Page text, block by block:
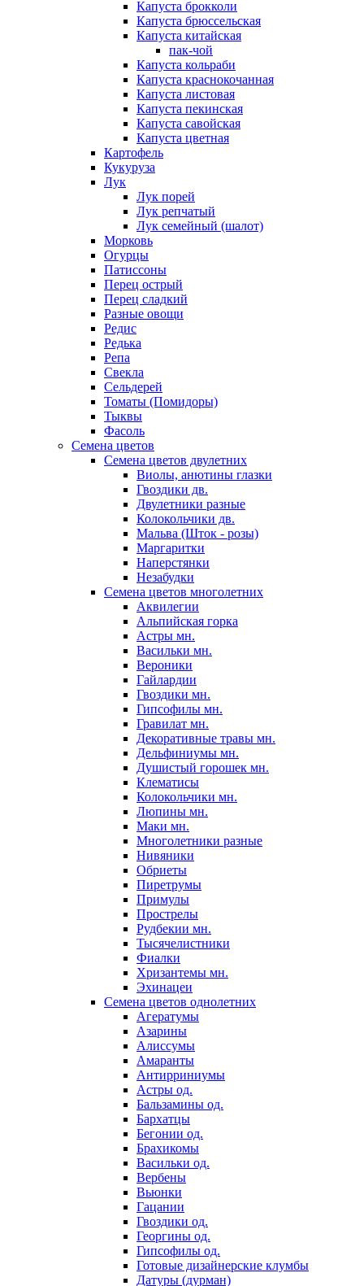
Капуста брокколи
Капуста брюссельская
Капуста китайская
пак-чой
Капуста кольраби
Капуста краснокочанная
Капуста листовая
Капуста пекинская
Капуста савойская
Капуста цветная
Картофель
Кукуруза
Лук
Лук порей
Лук репчатый
Лук семейный (шалот)
Морковь
Огурцы
Патиссоны
Перец острый
Перец сладкий
Разные овощи
Редис
Редька
Репа
Свекла
Сельдерей
Томаты (Помидоры)
Тыквы
Фасоль
Семена цветов
Семена цветов двулетних
Виолы, анютины глазки
Гвоздики дв.
Двулетники разные
Колокольчики дв.
Мальва (Шток - розы)
Маргаритки
Наперстянки
Незабудки
Семена цветов многолетних
Аквилегии
Альпийская горка
Астры мн.
Васильки мн.
Вероники
Гайлардии
Гвоздики мн.
Гипсофилы мн.
Гравилат мн.
Декоративные травы мн.
Дельфиниумы мн.
Душистый горошек мн.
Клематисы
Колокольчики мн.
Люпины мн.
Маки мн.
Многолетники разные
Нивяники
Обриеты
Пиретрумы
Примулы
Прострелы
Рудбекии мн.
Тысячелистники
Фиалки
Хризантемы мн.
Эхинацеи
Семена цветов однолетних
Агератумы
Азарины
Алиссумы
Амаранты
Антирриниумы
Астры од.
Бальзамины од.
Бархатцы
Бегонии од.
Брахикомы
Васильки од.
Вербены
Вьюнки
Гацании
Гвоздики од.
Георгины од.
Гипсофилы од.
Готовые дизайнерские клумбы
Датуры (дурман)